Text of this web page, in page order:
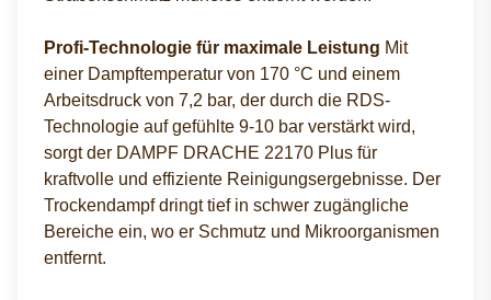
Profi-Technologie für maximale Leistung Mit
einer Dampftemperatur von 170 °C und einem
Arbeitsdruck von 7,2 bar, der durch die RDS-
Technologie auf gefühlte 9-10 bar verstärkt wird,
sorgt der DAMPF DRACHE 22170 Plus für
kraftvolle und effiziente Reinigungsergebnisse. Der
Trockendampf dringt tief in schwer zugängliche
Bereiche ein, wo er Schmutz und Mikroorganismen
entfernt.